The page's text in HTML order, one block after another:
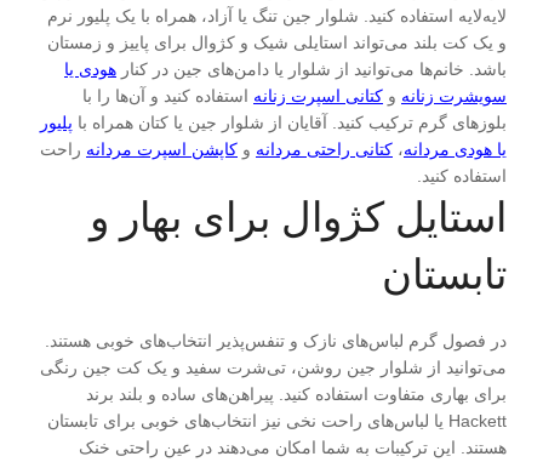
لایه‌لایه استفاده کنید. شلوار جین تنگ یا آزاد، همراه با یک پلیور نرم
و یک کت بلند می‌تواند استایلی شیک و کژوال برای پاییز و زمستان
باشد. خانم‌ها می‌توانید از شلوار یا دامن‌های جین در کنار هودی یا
سویشرت زنانه و کتانی اسپرت زنانه استفاده کنید و آن‌ها را با
بلوزهای گرم ترکیب کنید. آقایان از شلوار جین یا کتان همراه با پلیور
یا هودی مردانه، کتانی راحتی مردانه و کاپشن اسپرت مردانه راحت
استفاده کنید.
استایل کژوال برای بهار و
تابستان
در فصول گرم لباس‌های نازک و تنفس‌پذیر انتخاب‌های خوبی هستند.
می‌توانید از شلوار جین روشن، تی‌شرت سفید و یک کت جین رنگی
برای بهاری متفاوت استفاده کنید. پیراهن‌های ساده و بلند برند
Hackett یا لباس‌های راحت نخی نیز انتخاب‌های خوبی برای تابستان
هستند. این ترکیبات به شما امکان می‌دهند در عین راحتی خنک